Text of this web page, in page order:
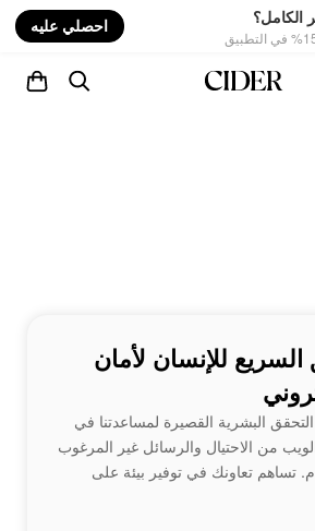
الكامل؟ احصلي عليه
للإنسان لأمان
البشرية القصيرة لمساعدتنا في
من الاحتيال والرسائل غير المرغوب
تساهم تعاونك في توفير بيئة على